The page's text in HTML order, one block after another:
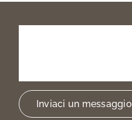
Inviaci un messaggio